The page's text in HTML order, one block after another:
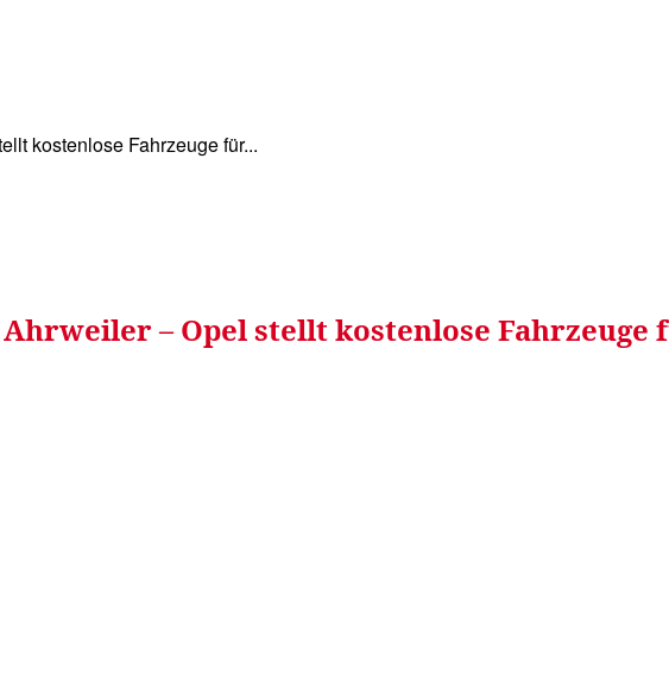
kostenlose Fahrzeuge für...
– Opel stellt kostenlose Fahrzeuge